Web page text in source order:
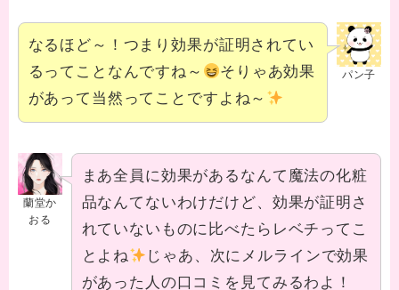
パン子
なるほど～！つまり効果が証明されてい
るってことなんですね～
そりゃあ効果
があって当然ってことですよね～
蘭堂か
おる
まあ全員に効果があるなんて魔法の化粧
品なんてないわけだけど、効果が証明さ
れていないものに比べたらレベチってこ
とよね
じゃあ、次にメルラインで効果
があった人の口コミを見てみるわよ！